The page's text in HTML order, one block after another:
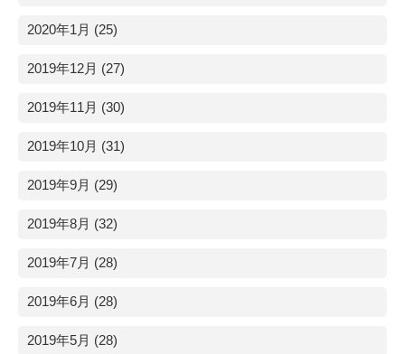
2020年1月 (25)
2019年12月 (27)
2019年11月 (30)
2019年10月 (31)
2019年9月 (29)
2019年8月 (32)
2019年7月 (28)
2019年6月 (28)
2019年5月 (28)